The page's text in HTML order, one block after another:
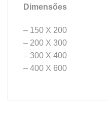
Dimensões
– 150 X 200
– 200 X 300
– 300 X 400
– 400 X 600